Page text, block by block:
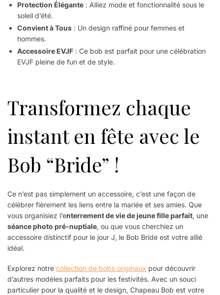
Protection Élégante : Alliez mode et fonctionnalité sous le
soleil d’été.
Convient à Tous : Un design raffiné pour femmes et
hommes.
Accessoire EVJF : Ce bob est parfait pour une célébration
EVJF pleine de fun et de style.
Transformez chaque
instant en fête avec le
Bob “Bride” !
Ce n’est pas simplement un accessoire, c’est une façon de
célébrer fièrement les liens entre la mariée et ses amies. Que
vous organisiez l’enterrement de vie de jeune fille parfait, une
séance photo pré-nuptiale, ou que vous cherchiez un
accessoire distinctif pour le jour J, le Bob Bride est votre allié
idéal.
Explorez notre collection de bobs originaux pour découvrir
d’autres modèles parfaits pour les festivités. Avec un souci
particulier pour la qualité et le design, Chapeau Bob est votre